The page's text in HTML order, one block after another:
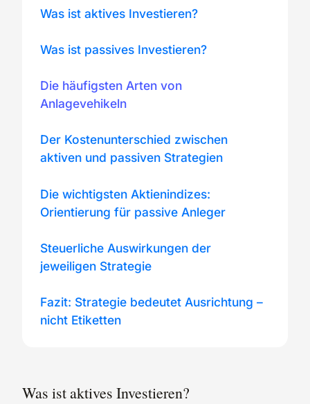
Was ist aktives Investieren?
Was ist passives Investieren?
Die häufigsten Arten von
Anlagevehikeln
Der Kostenunterschied zwischen
aktiven und passiven Strategien
Die wichtigsten Aktienindizes:
Orientierung für passive Anleger
Steuerliche Auswirkungen der
jeweiligen Strategie
Fazit: Strategie bedeutet Ausrichtung –
nicht Etiketten
Was ist aktives Investieren?